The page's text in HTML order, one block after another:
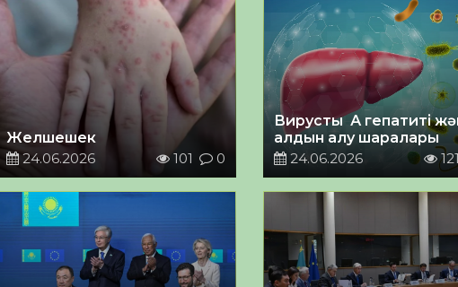
Желшешек
24.06.2026
101 0
Вирусты А гепатиті
алдын алу шаралары
24.06.2026
121